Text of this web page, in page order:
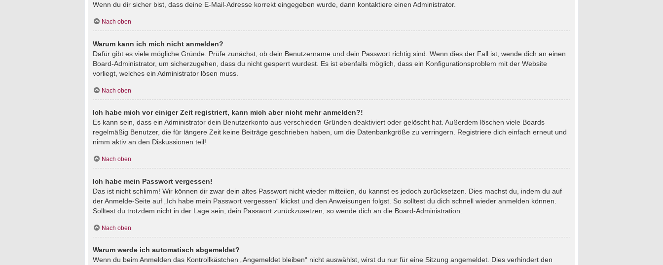
Wenn du dir sicher bist, dass deine E-Mail-Adresse korrekt eingegeben wurde, dann kontaktiere einen Administrator.
Nach oben
Warum kann ich mich nicht anmelden?
Dafür gibt es viele mögliche Gründe. Prüfe zunächst, ob dein Benutzername und dein Passwort richtig sind. Wenn dies der Fall ist, wende dich an einen
Board-Administrator, um sicherzugehen, dass du nicht gesperrt wurdest. Es ist ebenfalls möglich, dass ein Konfigurationsproblem mit der Website
vorliegt, welches ein Administrator lösen muss.
Nach oben
Ich habe mich vor einiger Zeit registriert, kann mich aber nicht mehr anmelden?!
Es kann sein, dass ein Administrator dein Benutzerkonto aus verschieden Gründen deaktiviert oder gelöscht hat. Außerdem löschen viele Boards
regelmäßig Benutzer, die für längere Zeit keine Beiträge geschrieben haben, um die Datenbankgröße zu verringern. Registriere dich einfach erneut und
nimm aktiv an den Diskussionen teil!
Nach oben
Ich habe mein Passwort vergessen!
Das ist nicht schlimm! Wir können dir zwar dein altes Passwort nicht wieder mitteilen, du kannst es jedoch zurücksetzen. Dies machst du, indem du auf
der Anmelde-Seite auf „Ich habe mein Passwort vergessen“ klickst und den Anweisungen folgst. So solltest du dich schnell wieder anmelden können.
Solltest du trotzdem nicht in der Lage sein, dein Passwort zurückzusetzen, so wende dich an die Board-Administration.
Nach oben
Warum werde ich automatisch abgemeldet?
Wenn du beim Anmelden das Kontrollkästchen „Angemeldet bleiben“ nicht auswählst, wirst du nur für eine Sitzung angemeldet. Dies verhindert den